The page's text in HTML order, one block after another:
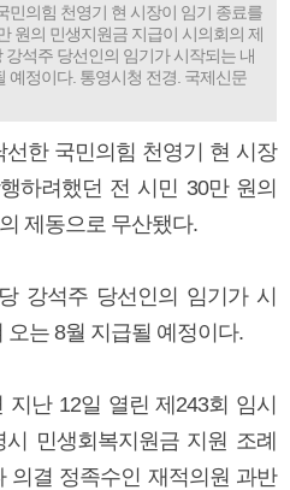
민의힘 천영기 현 시장이 임기 종료를
원의 민생지원금 지급이 시의회의 제
석주 당선인의 임기가 시작되는 내
예정이다. 통영시청 전경. 국제신문
한 국민의힘 천영기 현 시장
하려했던 전 시민 30만 원의
제동으로 무산됐다.
강석주 당선인의 임기가 시
는 8월 지급될 예정이다.
지난 12일 열린 제243회 임시
시 민생회복지원금 지원 조례
의결 정족수인 재적의원 과반